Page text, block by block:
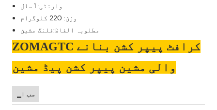
وارنٹی: 1 سال
وزن: 220 کلوگرام
مطلوبہ الفاظ:فلنگ مشین
ZOMAGTC کرافٹ پیپر کشن بنانے
والی مشین پیپر کشن پیڈ مشین
▁سب ا